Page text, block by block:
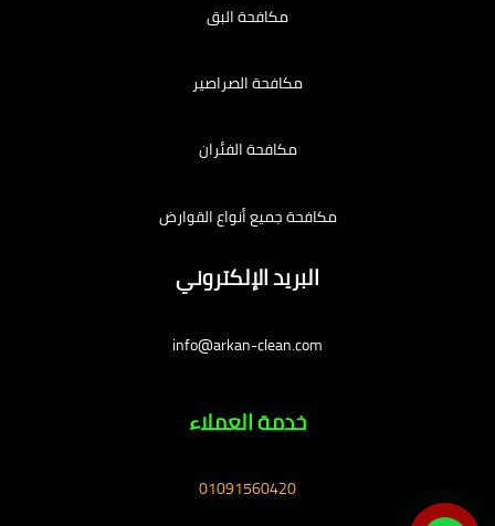
مكافحة البق
مكافحة الصراصير
مكافحة الفئران
مكافحة جميع أنواع القوارض
البريد الإلكتروني
info@arkan-clean.com
خدمة العملاء
01091560420